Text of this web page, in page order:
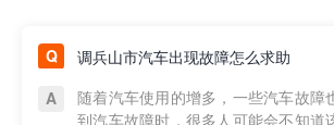
调兵山市汽车出现故障怎么求助
随着汽车使用的增多，一些汽车故障
到汽车故障时，很多人可能会不知道